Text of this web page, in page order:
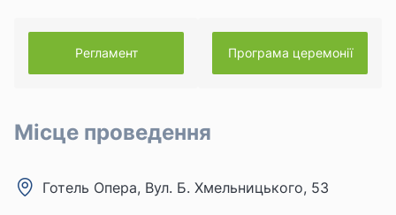
Регламент Програма церемонії
Місце проведення
Готель Опера, Вул. Б. Хмельницького, 53